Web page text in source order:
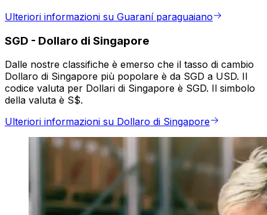
Ulteriori informazioni su Guaraní paraguaiano
SGD - Dollaro di Singapore
Dalle nostre classifiche è emerso che il tasso di cambio
Dollaro di Singapore più popolare è da SGD a USD. Il
codice valuta per Dollari di Singapore è SGD. Il simbolo
della valuta è S$.
Ulteriori informazioni su Dollaro di Singapore